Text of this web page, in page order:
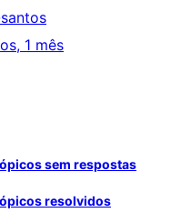
1 mês
sem respostas
resolvidos